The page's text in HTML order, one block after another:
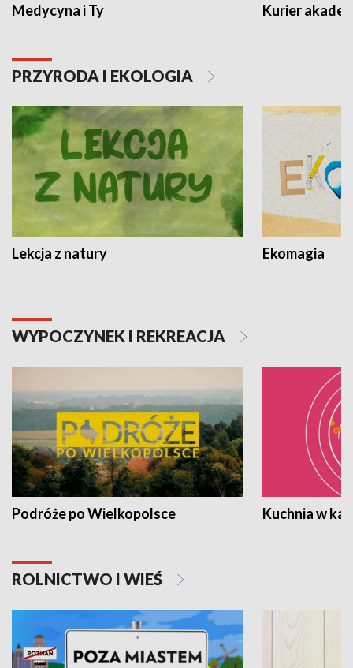
Medycyna i Ty Kurier
PRZYRODA I EKOLOGIA
Lekcja z natury Ekomagia
WYPOCZYNEK I REKREACJA
Podróże po Wielkopolsce Kuchnia w
ROLNICTWO I WIEŚ